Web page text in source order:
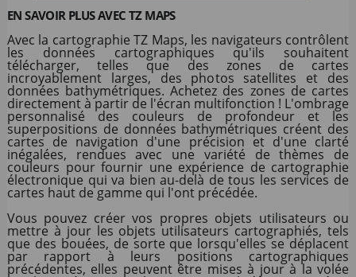
EN SAVOIR PLUS AVEC TZ MAPS
Avec la cartographie TZ Maps, les navigateurs contrôlent
les données cartographiques qu'ils souhaitent
télécharger, telles que des zones de cartes
incroyablement larges, des photos satellites et des
données bathymétriques. Achetez des zones de cartes
directement à partir de l'écran multifonction ! L'ombrage
personnalisé des couleurs de profondeur et les
superpositions de données bathymétriques créent des
cartes de navigation d'une précision et d'une clarté
inégalées, rendues avec une variété de thèmes de
couleurs pour fournir une expérience de cartographie
électronique qui va bien au-delà de tous les services de
cartes haut de gamme qui l'ont précédée.
Vous pouvez créer vos propres objets utilisateurs ou
mettre à jour les objets utilisateurs cartographiés, tels
que des bouées, de sorte que lorsqu'elles se déplacent
par rapport à leurs positions cartographiques
précédentes, elles peuvent être mises à jour à la volée